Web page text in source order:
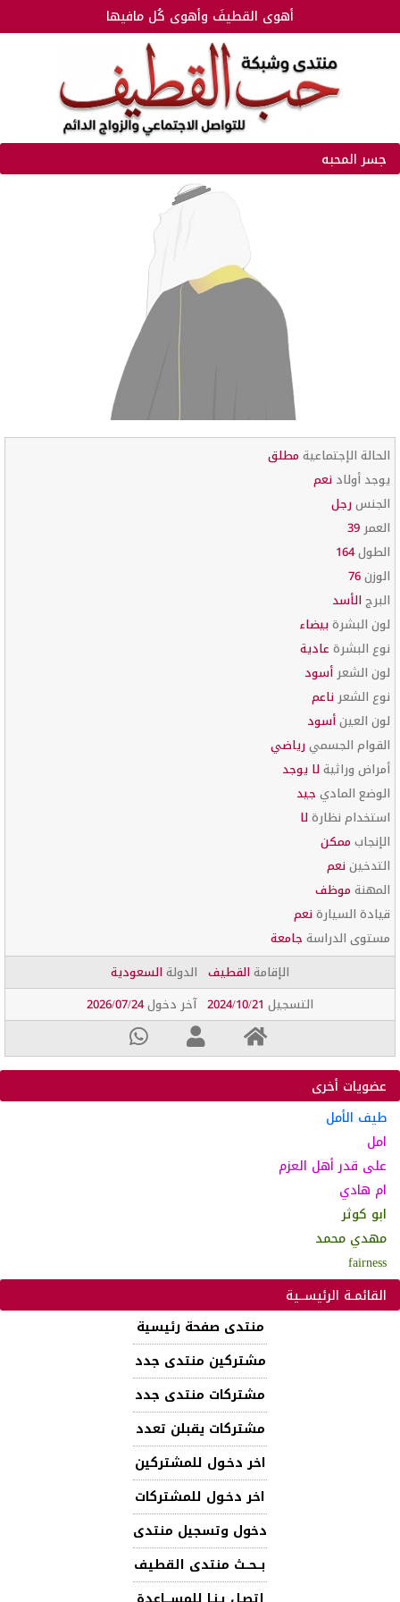
أهوى القطيفَ وأهوى كُل مافيها
جسر المحبه
الحالة الإجتماعية مطلق
يوجد أولاد نعم
الجنسرجل
العمر39
الطول164
الوزن76
البرجالأسد
لون البشرةبيضاء
نوع البشرة عادية
لون الشعرأسود
نوع الشعرناعم
لون العينأسود
القوام الجسميرياضي
أمراض وراثيةلا يوجد
الوضع المادي جيد
استخدام نظارةلا
الإنجاب ممكن
التدخيننعم
المهنة موظف
قيادة السيارةنعم
مستوى الدراسة جامعة
الإقامةالقطيف الدولةالسعودية
التسجيل 2024/10/21 آخر دخول2026/07/24
عضويات أخرى
طيف الأمل
امل
على قدر أهل العزم
ام هادي
ابو كوثر
مهدي محمد
fairness
القائمـة الرئيســية
منتدى صفحة رئيسية
مشتركين منتدى جدد
مشتركات منتدى جدد
مشتركات يقبلن تعدد
اخر دخـول للمشتركين
اخر دخـول للمشتركات
دخول وتسجيل منتدى
بــحــث منتدى القطيف